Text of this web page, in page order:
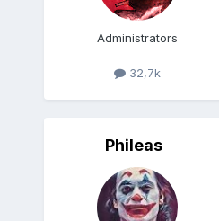
Administrators
32,7k
Phileas